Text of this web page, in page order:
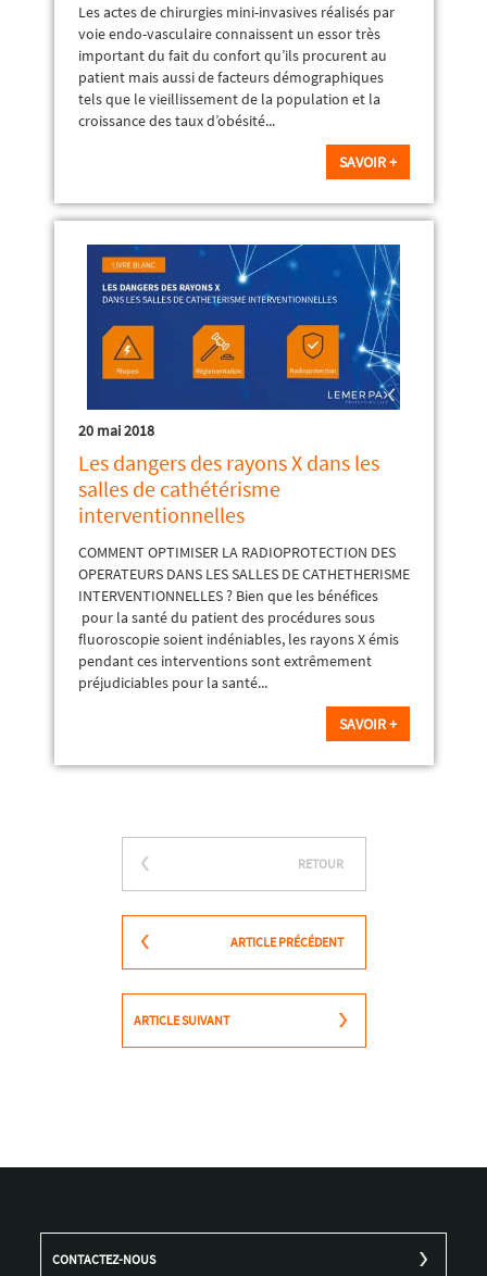
Les actes de chirurgies mini-invasives réalisés par
voie endo-vasculaire connaissent un essor très
important du fait du confort qu’ils procurent au
patient mais aussi de facteurs démographiques
tels que le vieillissement de la population et la
croissance des taux d’obésité...
SAVOIR +
20 mai 2018
Les dangers des rayons X dans les
salles de cathétérisme
interventionnelles
COMMENT OPTIMISER LA RADIOPROTECTION DES
OPERATEURS DANS LES SALLES DE CATHETHERISME
INTERVENTIONNELLES ? Bien que les bénéfices
pour la santé du patient des procédures sous
fluoroscopie soient indéniables, les rayons X émis
pendant ces interventions sont extrêmement
préjudiciables pour la santé...
SAVOIR +
RETOUR
ARTICLE PRÉCÉDENT
ARTICLE SUIVANT
CONTACTEZ-NOUS